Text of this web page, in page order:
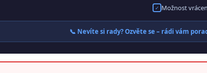
✓ Možnost
📞 Nevíte si rady? Ozvěte se – rádi vám